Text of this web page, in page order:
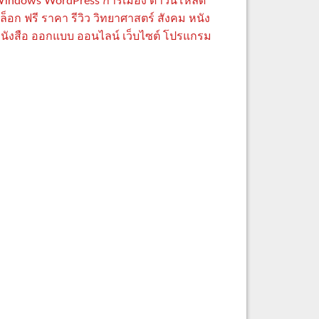
อก ฟรี ราคา รีวิว วิทยาศาสตร์ สังคม หนัง
งสือ ออกแบบ ออนไลน์ เว็บไซต์ โปรแกรม